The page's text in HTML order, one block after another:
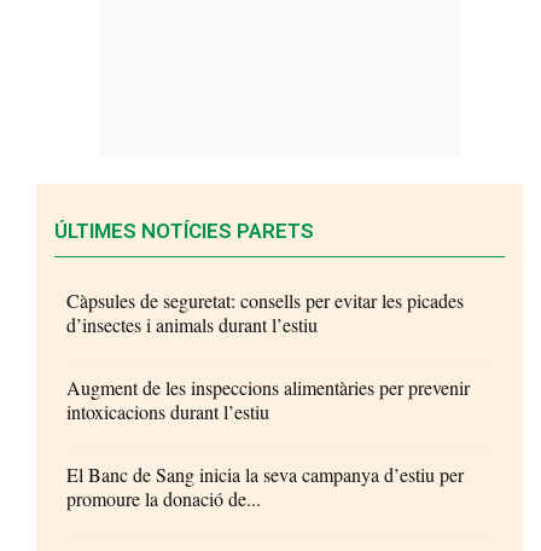
ÚLTIMES NOTÍCIES PARETS
Càpsules de seguretat: consells per evitar les picades
d’insectes i animals durant l’estiu
Augment de les inspeccions alimentàries per prevenir
intoxicacions durant l’estiu
El Banc de Sang inicia la seva campanya d’estiu per
promoure la donació de...